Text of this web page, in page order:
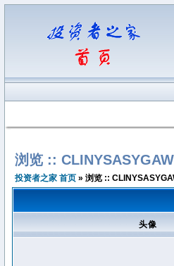
浏览 ::
投资者之家 首页 » 浏览 ::
头像